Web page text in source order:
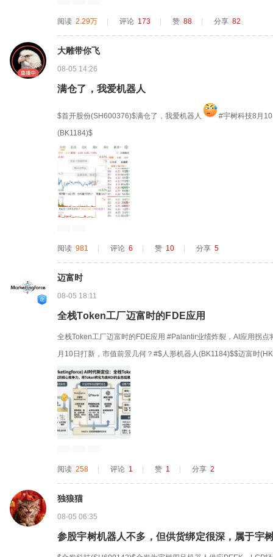
阅读 2.29万 评论 173 赞 88 分享 82
大雕带你飞
08-05 14:26
满仓了，我爱机器人
$首开股份(SH600376)$满仓了，我爱机器人
#宇树科技8月
(BK1184)$
阅读 981 | 评论 6 | 赞 10 | 分享 5
迈富时
08-05 18:11
全栈Token工厂迈富时的FDE应用
全栈Token工厂迈富时的FDE应用 #Palantir业绩炸裂，AI应用拐
月10日打新，市值前景几何？#$人形机器人(BK1184)$$迈富时
阅读 258 | 评论 1 | 赞 1 | 分享 2
独狼猫
08-05 06:35
参股宇树机器人不多，但供货绑定很深，属于宇